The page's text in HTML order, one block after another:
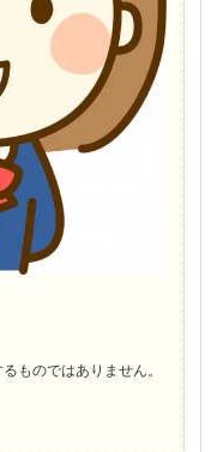
ものではありません。